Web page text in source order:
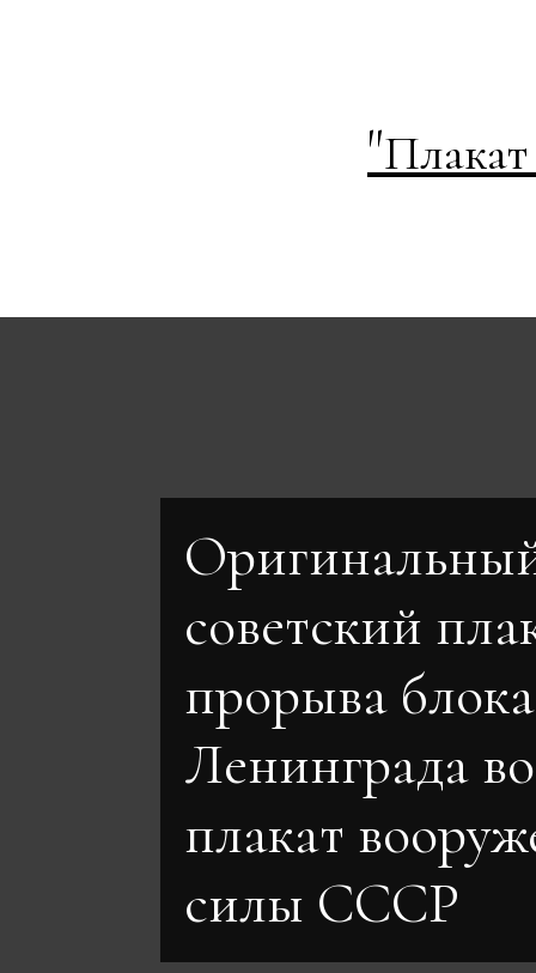
"
советский
прорыва
Ленинграда
плакат
силы СССР